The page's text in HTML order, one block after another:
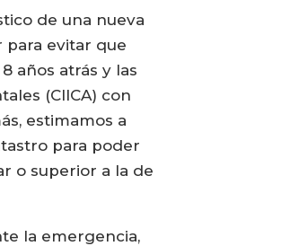
de una nueva
para evitar que
años atrás y las
(CIICA) con
estimamos a
para poder
o superior a la de
la emergencia,